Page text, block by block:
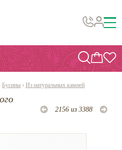
декор
Бусины › Из натуральных камней
2156 из 3388